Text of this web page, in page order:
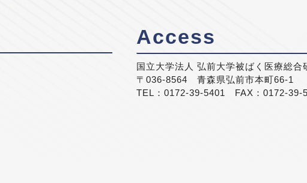
Access
国立大学法人 弘前大学被ばく医療総合
〒036-8564 青森県弘前市本町66-1
TEL：0172-39-5401 FAX：0172-39-